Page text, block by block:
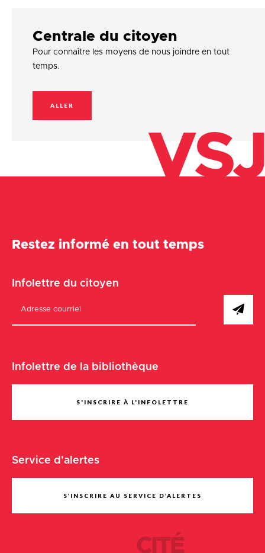
Centrale du citoyen
Pour connaître les moyens de nous joindre en tout
temps.
ALLER
VSJ
CITÉ
Restez informé en tout temps
Infolettre du citoyen
Infolettre de la bibliothèque
S'INSCRIRE À L'INFOLETTRE
Service d'alertes
S’INSCRIRE AU SERVICE D’ALERTES